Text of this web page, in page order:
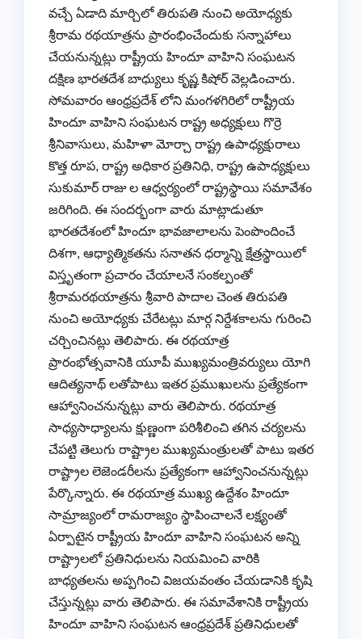
వచ్చే ఏడాది మార్చిలో తిరుపతి నుంచి అయోధ్యకు
శ్రీరామ రథయాత్రను ప్రారంభించేందుకు సన్నాహాలు
చేయనున్నట్లు రాష్ట్రీయ హిందూ వాహిని సంఘటన
దక్షిణ భారతదేశ బాధ్యులు కృష్ణ కిషోర్ వెల్లడించారు.
సోమవారం ఆంధ్రప్రదేశ్ లోని మంగళగిరిలో రాష్ట్రీయ
హిందూ వాహిని సంఘటన రాష్ట్ర అధ్యక్షులు గొర్రె
శ్రీనివాసులు, మహిళా మోర్చా రాష్ట్ర ఉపాధ్యక్షురాలు
కొత్త రూప, రాష్ట్ర అధికార ప్రతినిధి, రాష్ట్ర ఉపాధ్యక్షులు
సుకుమార్ రాజు ల ఆధ్వర్యంలో రాష్ట్రస్థాయి సమావేశం
జరిగింది. ఈ సందర్భంగా వారు మాట్లాడుతూ
భారతదేశంలో హిందూ భావజాలాలను పెంపొందించే
దిశగా, ఆధ్యాత్మికతను సనాతన ధర్మాన్ని క్షేత్రస్థాయిలో
విస్తృతంగా ప్రచారం చేయాలనే సంకల్పంతో
శ్రీరామరథయాత్రను శ్రీవారి పాదాల చెంత తిరుపతి
నుంచి అయోధ్యకు చేరేటట్లు మార్గ నిర్దేశకాలను గురించి
చర్చించినట్లు తెలిపారు. ఈ రథయాత్ర
ప్రారంభోత్సవానికి యూపీ ముఖ్యమంత్రివర్యులు యోగి
ఆదిత్యనాథ్ లతోపాటు ఇతర ప్రముఖులను ప్రత్యేకంగా
ఆహ్వానించనున్నట్లు వారు తెలిపారు. రథయాత్ర
సాధ్యసాధ్యాలను క్షుణ్ణంగా పరిశీలించి తగిన చర్యలను
చేపట్టి తెలుగు రాష్ట్రాల ముఖ్యమంత్రులతో పాటు ఇతర
రాష్ట్రాల లెజెండరీలను ప్రత్యేకంగా ఆహ్వానించనున్నట్లు
పేర్కొన్నారు. ఈ రథయాత్ర ముఖ్య ఉద్దేశం హిందూ
సామ్రాజ్యంలో రామరాజ్యం స్థాపించాలనే లక్ష్యంతో
ఏర్పాటైన రాష్ట్రీయ హిందూ వాహిని సంఘటన అన్ని
రాష్ట్రాలలో ప్రతినిధులను నియమించి వారికి
బాధ్యతలను అప్పగించి విజయవంతం చేయడానికి కృషి
చేస్తున్నట్లు వారు తెలిపారు. ఈ సమావేశానికి రాష్ట్రీయ
హిందూ వాహిని సంఘటన ఆంధ్రప్రదేశ్ ప్రతినిధులతో